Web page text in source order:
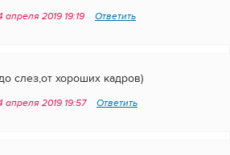
2019 19:19 Ответить
слез,от хороших кадров)
2019 19:57 Ответить